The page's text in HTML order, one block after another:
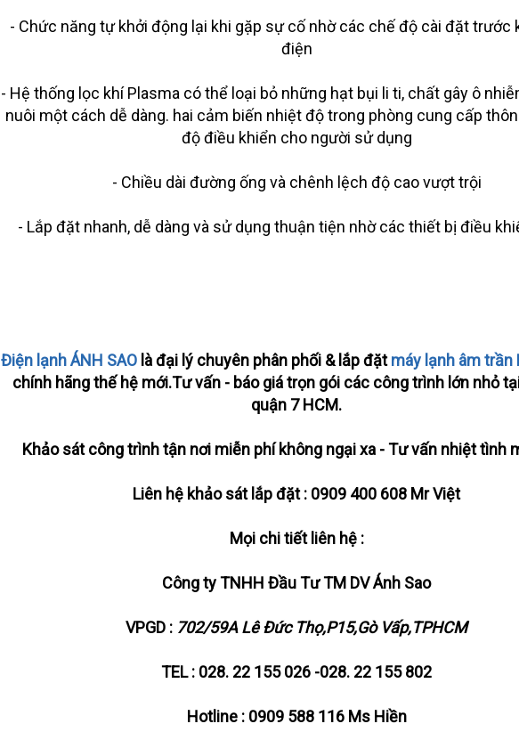
- Chức năng tự khởi động lại khi gặp sự cố nhờ các chế độ cài đặt trước
điện
- Hệ thống lọc khí Plasma có thể loại bỏ những hạt bụi li ti, chất gây ô
nuôi một cách dễ dàng. hai cảm biến nhiệt độ trong phòng cung cấp
độ điều khiển cho người sử dụng
- Chiều dài đường ống và chênh lệch độ cao vượt trội
- Lắp đặt nhanh, dễ dàng và sử dụng thuận tiện nhờ các thiết bị điều
Điện lạnh ÁNH SAOlà đại lý chuyên phân phối & lắp đặtmáy lạnh âm trần
chính hãng thế hệ mới.Tư vấn - báo giá trọn gói các công trình lớn nhỏ
quận 7 HCM.
Khảo sát công trình tận nơi miễn phí không ngại xa - Tư vấn nhiệt tình
Liên hệ khảo sát lắp đặt : 0909 400 608 Mr Việt
Mọi chi tiết liên hệ :
Công ty TNHH Đầu Tư TM DV Ánh Sao
VPGD : 702/59A Lê Đức Thọ,P15,Gò Vấp,TPHCM
TEL : 028. 22 155 026 -028. 22 155 802
Hotline : 0909 588 116 Ms Hiền